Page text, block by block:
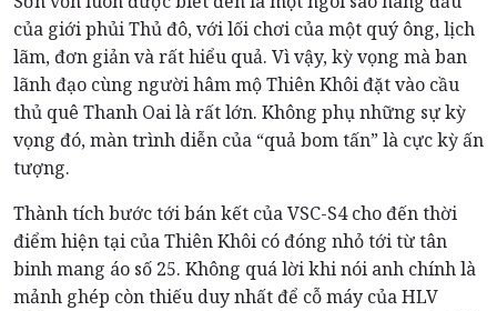
của giới phủi Thủ đô, với lối chơi của một quý ông, lịch
lãm, đơn giản và rất hiểu quả. Vì vậy, kỳ vọng mà ban
lãnh đạo cùng người hâm mộ Thiên Khôi đặt vào cầu
thủ quê Thanh Oai là rất lớn. Không phụ những sự kỳ
vọng đó, màn trình diễn của “quả bom tấn” là cực kỳ ấn
tượng.
Thành tích bước tới bán kết của VSC-S4 cho đến thời
điểm hiện tại của Thiên Khôi có đóng nhỏ tới từ tân
binh mang áo số 25. Không quá lời khi nói anh chính là
mảnh ghép còn thiếu duy nhất để cỗ máy của HLV